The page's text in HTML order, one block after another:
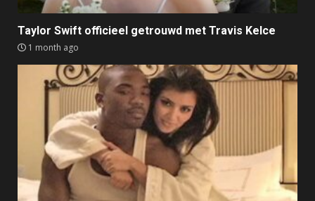
Taylor Swift officieel getrouwd met Travis Kelce
1 month ago